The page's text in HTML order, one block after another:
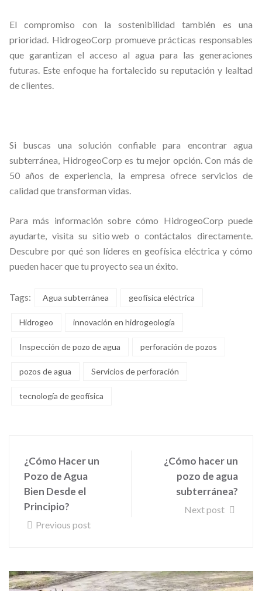
El compromiso con la sostenibilidad también es una
prioridad. HidrogeoCorp promueve prácticas responsables
que garantizan el acceso al agua para las generaciones
futuras. Este enfoque ha fortalecido su reputación y lealtad
de clientes.
Si buscas una solución confiable para encontrar agua
subterránea, HidrogeoCorp es tu mejor opción. Con más de
50 años de experiencia, la empresa ofrece servicios de
calidad que transforman vidas.
Para más información sobre cómo HidrogeoCorp puede
ayudarte, visita su sitio web o contáctalos directamente.
Descubre por qué son líderes en geofísica eléctrica y cómo
pueden hacer que tu proyecto sea un éxito.
Tags: Agua subterránea geofísica eléctrica
Hidrogeo innovación en hidrogeología
Inspección de pozo de agua perforación de pozos
pozos de agua Servicios de perforación
tecnología de geofísica
¿Cómo Hacer un
Pozo de Agua
Bien Desde el
Principio?
Previous post
¿Cómo hacer un
pozo de agua
subterránea?
Next post